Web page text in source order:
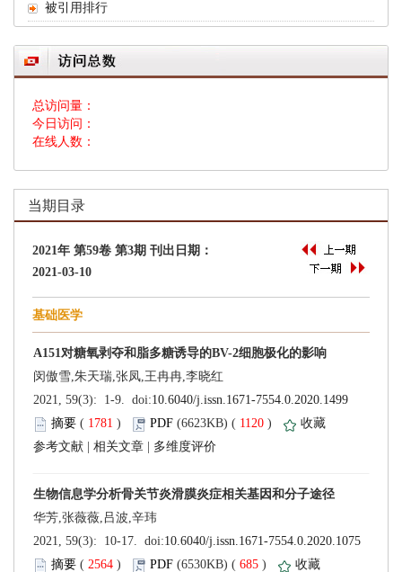
总访问量：
今日访问：
在线人数：
( ) 1120 )
( ) 685 )